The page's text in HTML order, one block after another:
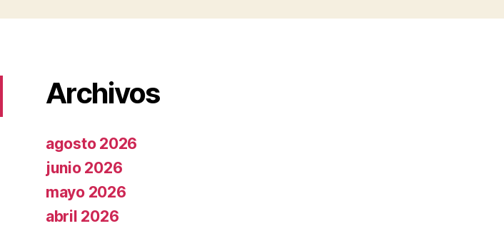
Archivos
agosto 2026
junio 2026
mayo 2026
abril 2026